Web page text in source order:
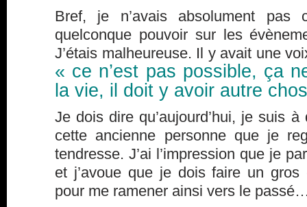
Bref, je n’avais absolument pas
quelconque pouvoir sur les
J’étais malheureuse. Il y avait une
« ce n’est pas possible, ça
la vie, il doit y avoir autre
Je dois dire qu’aujourd’hui, je suis
cette ancienne personne que je
tendresse. J’ai l’impression que je
et j’avoue que je dois faire un gros
pour me ramener ainsi vers le